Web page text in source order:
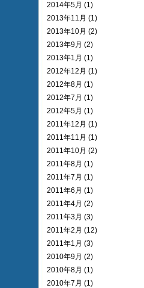
2014年5月 (1)
2013年11月 (1)
2013年10月 (2)
2013年9月 (2)
2013年1月 (1)
2012年12月 (1)
2012年8月 (1)
2012年7月 (1)
2012年5月 (1)
2011年12月 (1)
2011年11月 (1)
2011年10月 (2)
2011年8月 (1)
2011年7月 (1)
2011年6月 (1)
2011年4月 (2)
2011年3月 (3)
2011年2月 (12)
2011年1月 (3)
2010年9月 (2)
2010年8月 (1)
2010年7月 (1)